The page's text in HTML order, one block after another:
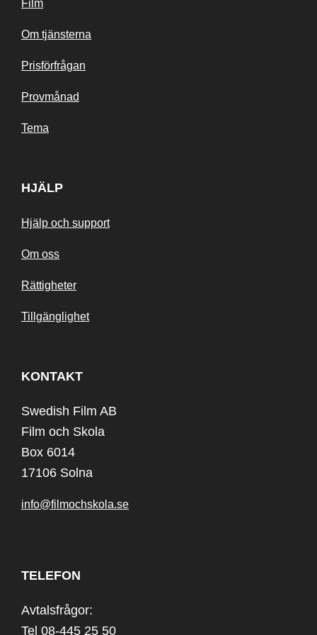
Film
Om tjänsterna
Prisförfrågan
Provmånad
Tema
HJÄLP
Hjälp och support
Om oss
Rättigheter
Tillgänglighet
KONTAKT
Swedish Film AB
Film och Skola
Box 6014
17106 Solna
info@filmochskola.se
TELEFON
Avtalsfrågor:
Tel 08-445 25 50